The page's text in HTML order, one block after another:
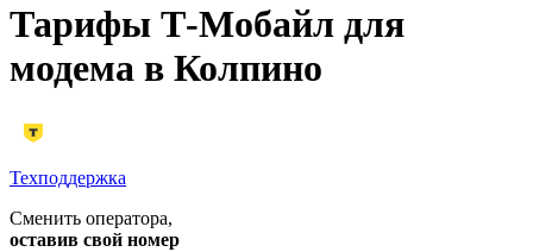
Тарифы Т‑Мобайл для
модема в Колпино
Техподдержка
Сменить оператора,
оставив свой номер